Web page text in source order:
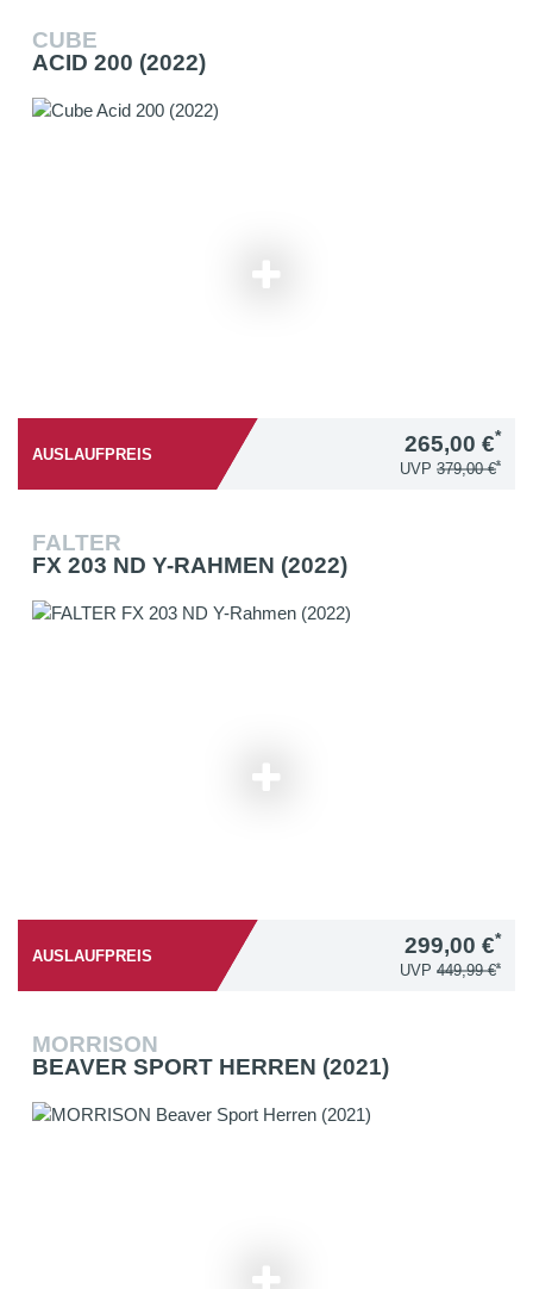
CUBE
ACID 200 (2022)
AUSLAUFPREIS 265,00 €*
UVP 379,00 €*
FALTER
FX 203 ND Y-RAHMEN (2022)
AUSLAUFPREIS 299,00 €*
UVP 449,99 €*
MORRISON
BEAVER SPORT HERREN (2021)